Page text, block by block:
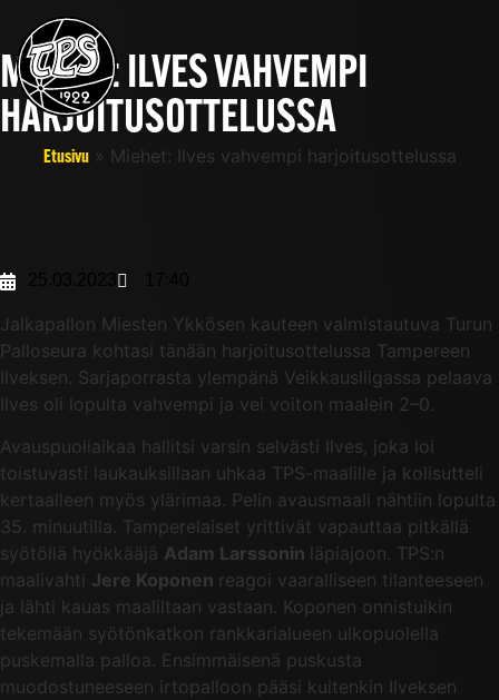
MIEHET: ILVES VAHVEMPI
HARJOITUSOTTELUSSA
Etusivu» Miehet: Ilves vahvempi harjoitusottelussa
Jalkapallon Miesten Ykkösen kauteen valmistautuva Turun
Palloseura kohtasi tänään harjoitusottelussa Tampereen
Ilveksen. Sarjaporrasta ylempänä Veikkausliigassa pelaava
Ilves oli lopulta vahvempi ja vei voiton maalein 2–0.
Avauspuoliaikaa hallitsi varsin selvästi Ilves, joka loi
toistuvasti laukauksillaan uhkaa TPS-maalille ja kolisutteli
kertaalleen myös ylärimaa. Pelin avausmaali nähtiin lopulta
35. minuutilla. Tamperelaiset yrittivät vapauttaa pitkällä
syötöllä hyökkääjä Adam Larssonin läpiajoon. TPS:n
maalivahti Jere Koponen reagoi vaaralliseen tilanteeseen
ja lähti kauas maaliltaan vastaan. Koponen onnistuikin
tekemään syötönkatkon rankkarialueen ulkopuolella
puskemalla palloa. Ensimmäisenä puskusta
muodostuneeseen irtopalloon pääsi kuitenkin Ilveksen